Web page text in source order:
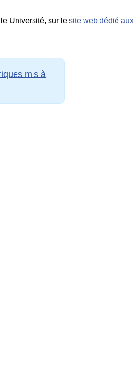
Université, sur le site web dédié aux
mis à